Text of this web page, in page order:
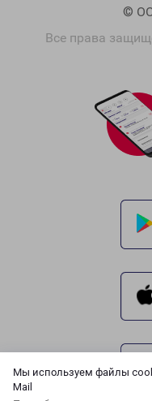
Мы используем файлы
Mail
©
Все права